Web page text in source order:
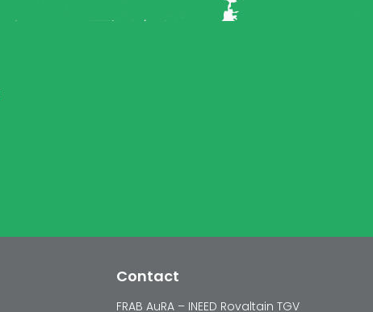
Contact
FRAB AuRA – INEED Rovaltain TGV